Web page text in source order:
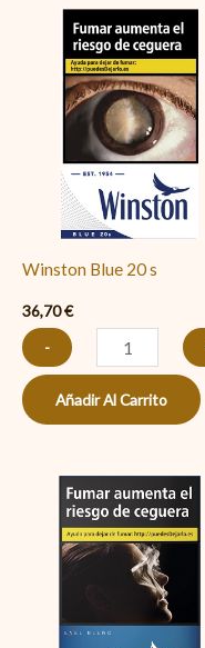
Winston Blue 20 s
36,70€
-
Winston
Blue
20
cantidad
Añadir Al Carrito
Winston
Compact
Blue
cantidad